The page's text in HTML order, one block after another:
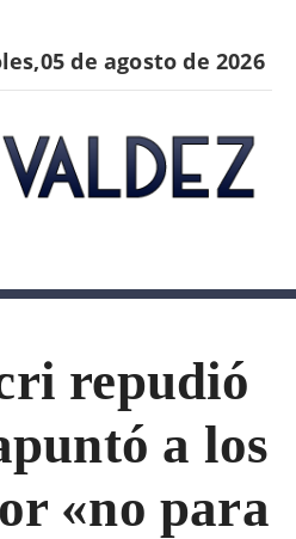
de agosto de 2026
repudió
a los
«no para